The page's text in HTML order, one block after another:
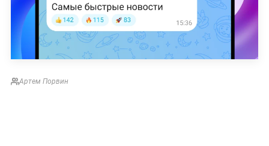
Артем Порвин